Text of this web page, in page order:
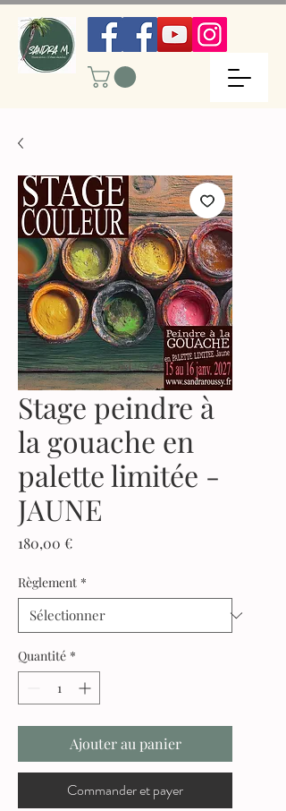
Stage peindre à
la gouache en
palette limitée -
JAUNE
180,00 €Prix
Règlement *
Quantité *
Ajouter au panier
Commander et payer